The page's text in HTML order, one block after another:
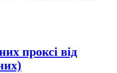
проксі від